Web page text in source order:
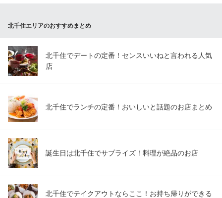
北千住エリアのおすすめまとめ
北千住でデートの定番！センスいいねと言われる人気
店
北千住でランチの定番！おいしいと話題のお店まとめ
誕生日は北千住でサプライズ！料理が絶品のお店
北千住でテイクアウトならここ！お持ち帰りができる